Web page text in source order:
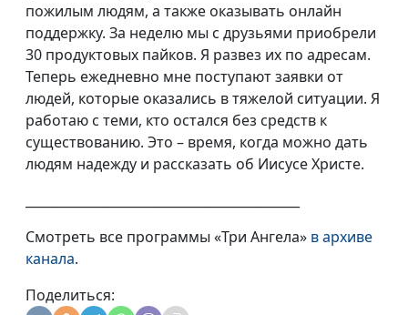
пожилым людям, а также оказывать онлайн
поддержку. За неделю мы с друзьями приобрели
30 продуктовых пайков. Я развез их по адресам.
Теперь ежедневно мне поступают заявки от
людей, которые оказались в тяжелой ситуации. Я
работаю с теми, кто остался без средств к
существованию. Это – время, когда можно дать
людям надежду и рассказать об Иисусе Христе.
Смотреть все программы «Три Ангела» в архиве
канала.
Поделиться: